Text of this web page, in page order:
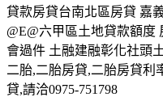
貸款房貸台南北區房貸 嘉
@E@六甲區土地貸款額
會過件 土融建融彰化社頭
二胎,二胎房貸,二胎房貸利
貸,請洽0975-751798